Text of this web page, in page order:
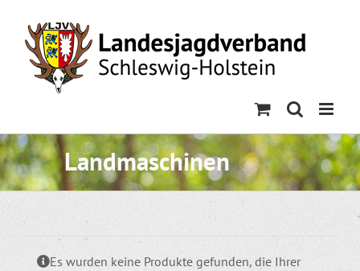
content
Landmaschinen
Es wurden keine Produkte gefunden, die Ihrer